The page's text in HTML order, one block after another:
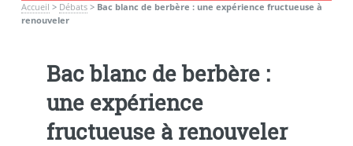
Accueil > Débats> Bac blanc de berbère : une expérience fructueuse à
renouveler
Bac blanc de berbère :
une expérience
fructueuse à renouveler